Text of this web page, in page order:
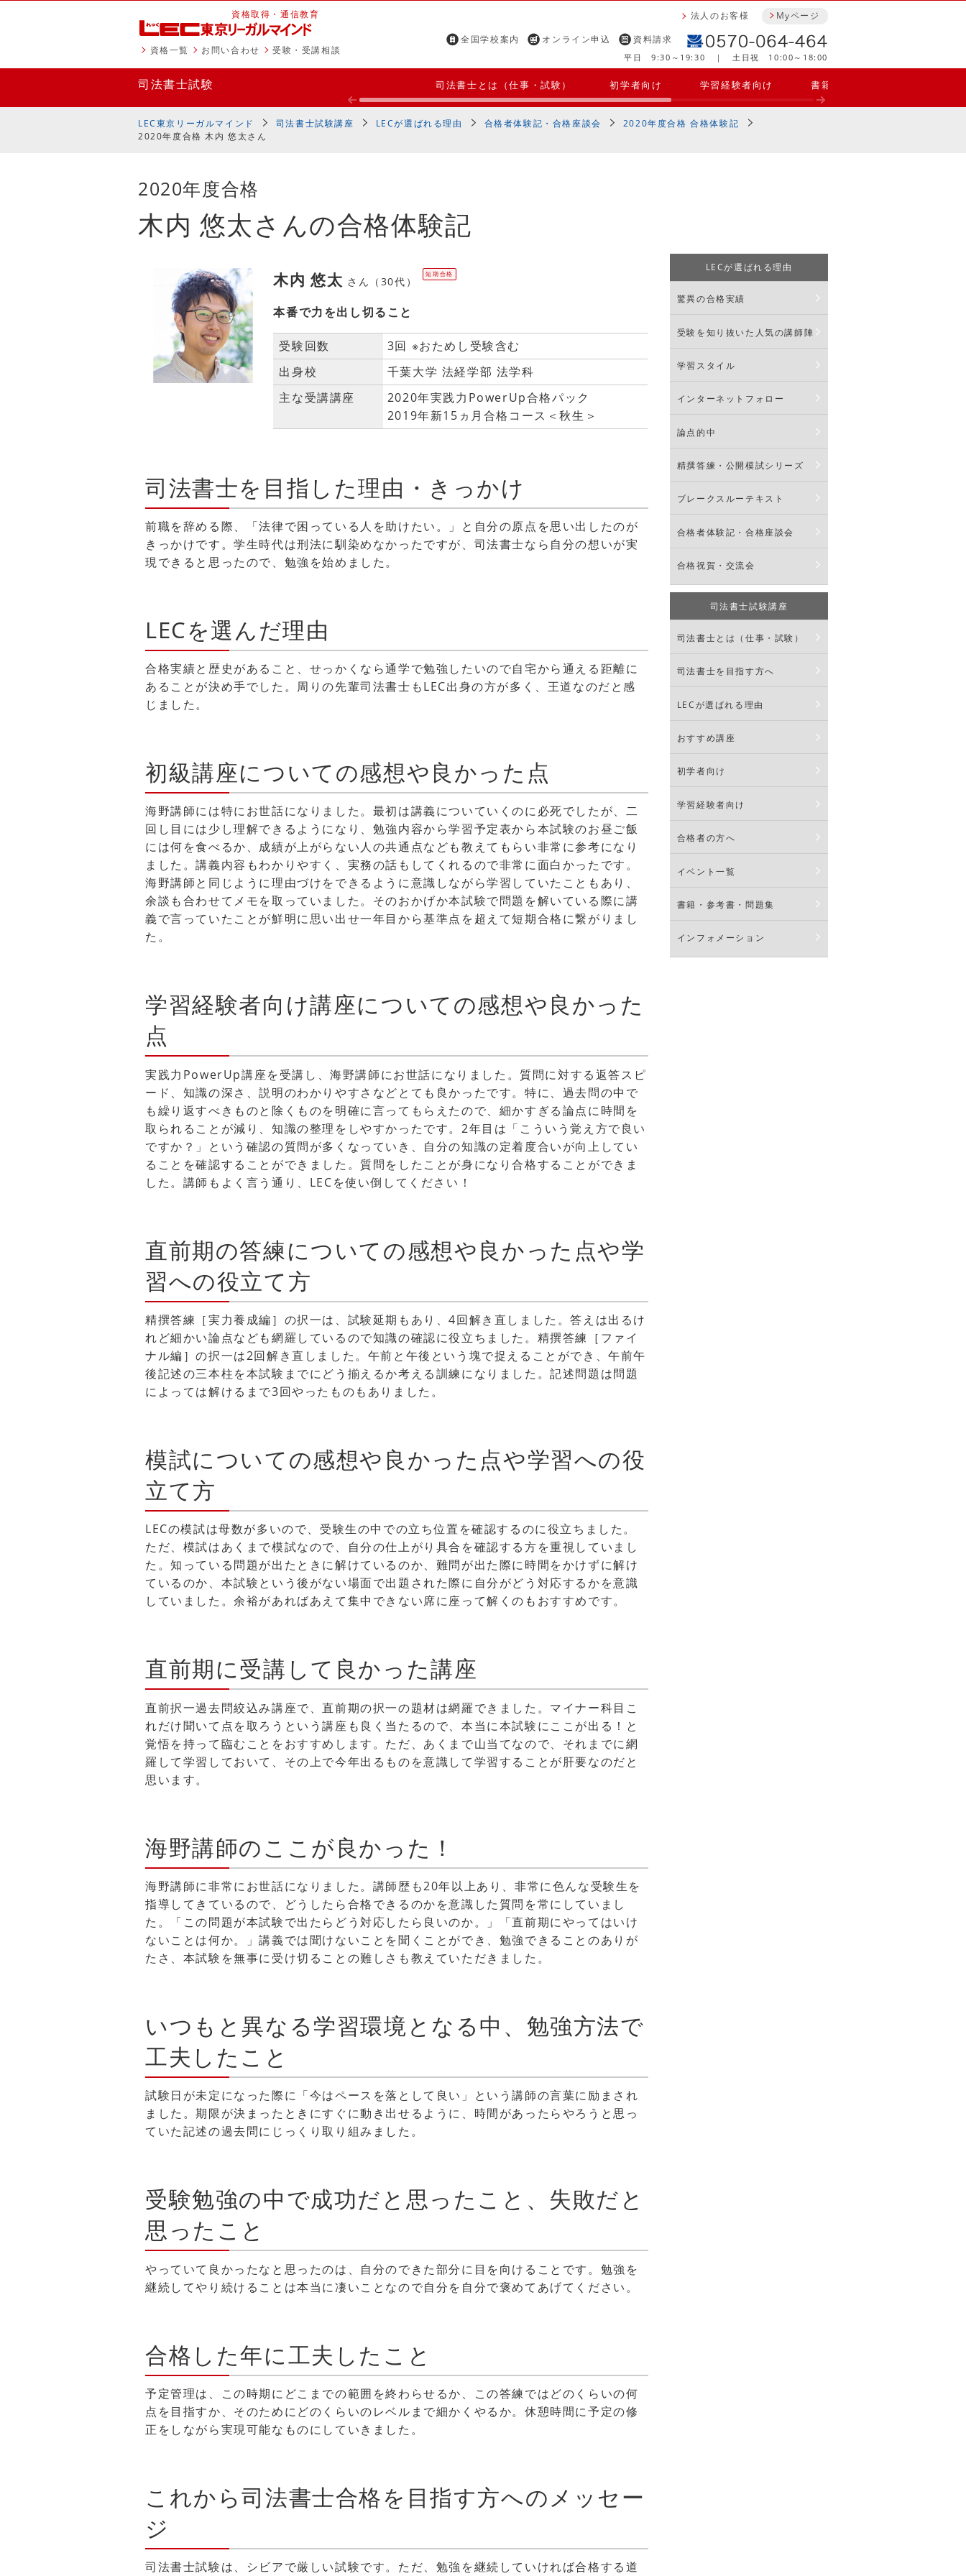
資格取得・通信教育
資格一覧 お問い合わせ 受験・受講相談
全国学校案内 オンライン申込 資料請求
Myページ
法人のお客様
平日 9:30～19:30 ｜ 土日祝 10:00～18:00
司法書士試験 司法書士とは（仕事・試験） 初学者向け 学習経験者向け 書籍・参考書・問題集
LEC東京リーガルマインド 司法書士試験講座 LECが選ばれる理由 合格者体験記・合格座談会
2020年度合格 合格体験記
2020年度合格 木内 悠太さん
2020年度合格
木内 悠太さんの合格体験記
木内 悠太 さん（30代）
短期合格
本番で力を出し切ること
受験回数
3回 ※おためし受験含む
出身校
千葉大学 法経学部 法学科
主な受講講座
2020年実践力PowerUp合格パック
2019年新15ヵ月合格コース＜秋生＞
司法書士を目指した理由・きっかけ
前職を辞める際、「法律で困っている人を助けたい。」と自分の原点を思い出したのが
きっかけです。学生時代は刑法に馴染めなかったですが、司法書士なら自分の想いが実
現できると思ったので、勉強を始めました。
LECを選んだ理由
合格実績と歴史があること、せっかくなら通学で勉強したいので自宅から通える距離に
あることが決め手でした。周りの先輩司法書士もLEC出身の方が多く、王道なのだと感
じました。
初級講座についての感想や良かった点
海野講師には特にお世話になりました。最初は講義についていくのに必死でしたが、二
回し目には少し理解できるようになり、勉強内容から学習予定表から本試験のお昼ご飯
には何を食べるか、成績が上がらない人の共通点なども教えてもらい非常に参考になり
ました。講義内容もわかりやすく、実務の話もしてくれるので非常に面白かったです。
海野講師と同じように理由づけをできるように意識しながら学習していたこともあり、
余談も合わせてメモを取っていました。そのおかげか本試験で問題を解いている際に講
義で言っていたことが鮮明に思い出せ一年目から基準点を超えて短期合格に繋がりまし
た。
学習経験者向け講座についての感想や良かった
点
実践力PowerUp講座を受講し、海野講師にお世話になりました。質問に対する返答スピ
ード、知識の深さ、説明のわかりやすさなどとても良かったです。特に、過去問の中で
も繰り返すべきものと除くものを明確に言ってもらえたので、細かすぎる論点に時間を
取られることが減り、知識の整理をしやすかったです。2年目は「こういう覚え方で良い
ですか？」という確認の質問が多くなっていき、自分の知識の定着度合いが向上してい
ることを確認することができました。質問をしたことが身になり合格することができま
した。講師もよく言う通り、LECを使い倒してください！
直前期の答練についての感想や良かった点や学
習への役立て方
精撰答練［実力養成編］の択一は、試験延期もあり、4回解き直しました。答えは出るけ
れど細かい論点なども網羅しているので知識の確認に役立ちました。精撰答練［ファイ
ナル編］の択一は2回解き直しました。午前と午後という塊で捉えることができ、午前午
後記述の三本柱を本試験までにどう揃えるか考える訓練になりました。記述問題は問題
によっては解けるまで3回やったものもありました。
模試についての感想や良かった点や学習への役
立て方
LECの模試は母数が多いので、受験生の中での立ち位置を確認するのに役立ちました。
ただ、模試はあくまで模試なので、自分の仕上がり具合を確認する方を重視していまし
た。知っている問題が出たときに解けているのか、難問が出た際に時間をかけずに解け
ているのか、本試験という後がない場面で出題された際に自分がどう対応するかを意識
していました。余裕があればあえて集中できない席に座って解くのもおすすめです。
直前期に受講して良かった講座
直前択一過去問絞込み講座で、直前期の択一の題材は網羅できました。マイナー科目こ
れだけ聞いて点を取ろうという講座も良く当たるので、本当に本試験にここが出る！と
覚悟を持って臨むことをおすすめします。ただ、あくまで山当てなので、それまでに網
羅して学習しておいて、その上で今年出るものを意識して学習することが肝要なのだと
思います。
海野講師のここが良かった！
海野講師に非常にお世話になりました。講師歴も20年以上あり、非常に色んな受験生を
指導してきているので、どうしたら合格できるのかを意識した質問を常にしていまし
た。「この問題が本試験で出たらどう対応したら良いのか。」「直前期にやってはいけ
ないことは何か。」講義では聞けないことを聞くことができ、勉強できることのありが
たさ、本試験を無事に受け切ることの難しさも教えていただきました。
いつもと異なる学習環境となる中、勉強方法で
工夫したこと
試験日が未定になった際に「今はペースを落として良い」という講師の言葉に励まされ
ました。期限が決まったときにすぐに動き出せるように、時間があったらやろうと思っ
ていた記述の過去問にじっくり取り組みました。
受験勉強の中で成功だと思ったこと、失敗だと
思ったこと
やっていて良かったなと思ったのは、自分のできた部分に目を向けることです。勉強を
継続してやり続けることは本当に凄いことなので自分を自分で褒めてあげてください。
合格した年に工夫したこと
予定管理は、この時期にどこまでの範囲を終わらせるか、この答練ではどのくらいの何
点を目指すか、そのためにどのくらいのレベルまで細かくやるか。休憩時間に予定の修
正をしながら実現可能なものにしていきました。
これから司法書士合格を目指す方へのメッセー
ジ
司法書士試験は、シビアで厳しい試験です。ただ、勉強を継続していければ合格する道
LECが選ばれる理由
驚異の合格実績
受験を知り抜いた人気の講師陣
学習スタイル
インターネットフォロー
論点的中
精撰答練・公開模試シリーズ
ブレークスルーテキスト
合格者体験記・合格座談会
合格祝賀・交流会
司法書士試験講座
司法書士とは（仕事・試験）
司法書士を目指す方へ
LECが選ばれる理由
おすすめ講座
初学者向け
学習経験者向け
合格者の方へ
イベント一覧
書籍・参考書・問題集
インフォメーション